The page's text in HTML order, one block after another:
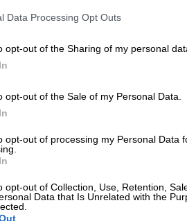
Data Processing Opt Outs
opt-out of the Sharing of my personal
opt-out of the Sale of my Personal Data.
opt-out of processing my Personal Data
opt-out of Collection, Use, Retention,
Data that Is Unrelated with the
Αναμένεται να
γνώριζε για την οσμή
Νέες διώξεις σε δυο
Καλεί σε απολογία δυο